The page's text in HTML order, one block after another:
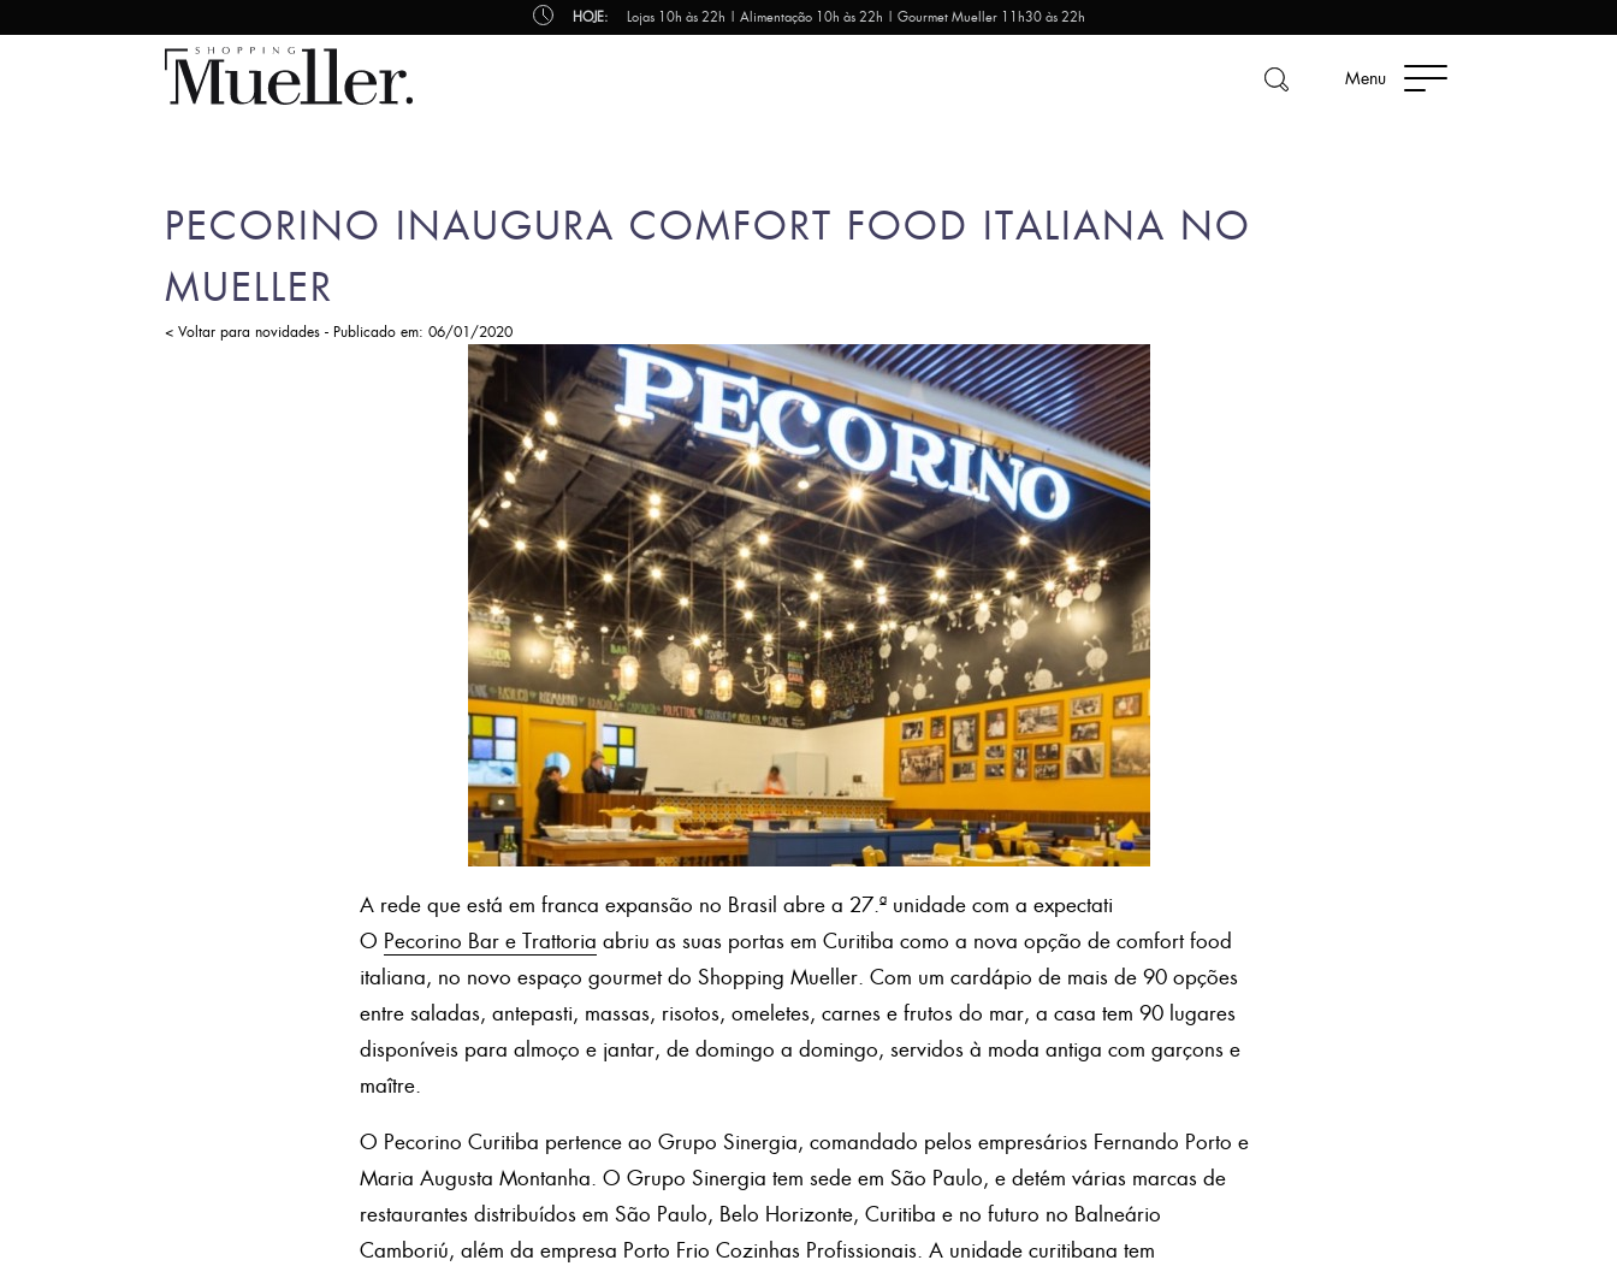
HOJE: Lojas 10h às 22h | Alimentação 10h às 22h | Gourmet Mueller 11h30 às 22h
Menu
PECORINO INAUGURA COMFORT FOOD ITALIANA NO
MUELLER
< Voltar para novidades - Publicado em: 06/01/2020
A rede que está em franca expansão no Brasil abre a 27.ª unidade com a expectati
O Pecorino Bar e Trattoria abriu as suas portas em Curitiba como a nova opção de comfort food
italiana, no novo espaço gourmet do Shopping Mueller. Com um cardápio de mais de 90 opções
entre saladas, antepasti, massas, risotos, omeletes, carnes e frutos do mar, a casa tem 90 lugares
disponíveis para almoço e jantar, de domingo a domingo, servidos à moda antiga com garçons e
maître.
O Pecorino Curitiba pertence ao Grupo Sinergia, comandado pelos empresários Fernando Porto e
Maria Augusta Montanha. O Grupo Sinergia tem sede em São Paulo, e detém várias marcas de
restaurantes distribuídos em São Paulo, Belo Horizonte, Curitiba e no futuro no Balneário
Camboriú, além da empresa Porto Frio Cozinhas Profissionais. A unidade curitibana tem